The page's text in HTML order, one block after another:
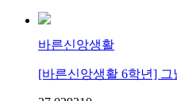
바른신앙생활
[바른신앙생활 6학년] 그